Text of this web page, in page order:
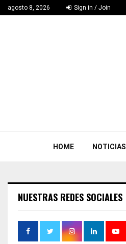
agosto 8, 2026 Sign in / Join
HOME NOTICIAS
NUESTRAS REDES SOCIALES